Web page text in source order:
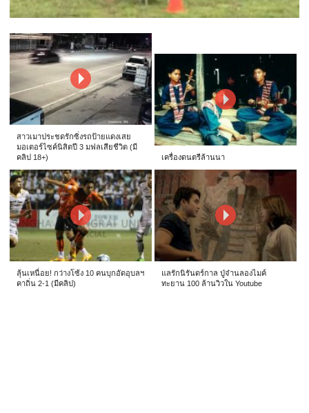
สาวเมาประชดรักซิ่งรถป้ายแดงเสย
มอเตอร์ไซค์นิสิตปี 3 มฟลเสียชีวิต (มี
คลิป 18+)
เครื่องดนตรีล้านนา
ลุ้นเหนื่อย! กว่างโซ้ง 10 คนบุกอัดอุบลฯ
คาถิ่น 2-1 (มีคลิป)
แลรักนิรันดร์กาล ปู่จ๋านลองไมค์
ทะยาน 100 ล้านวิวใน Youtube